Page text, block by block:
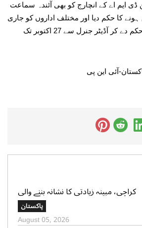
ڈی ایم اے کے انچارج کو بھی آئندہ سماعت
کا حکم دیا اور مختلف اداروں کو جاری
فنڈز کے فارنزک آڈٹ کا حکم دے کر آڈیٹر جنرل سے 27 اکتوبر تک
آئی این پی
کراچی، مبینہ زیادتی کا نشانہ بننے والی
ڈیڑھ سال کی بچی دم توڑ گئی،ملزم
گرفتار، محلے دار نکلا
پاکستان
August 05, 2026